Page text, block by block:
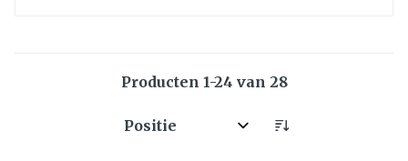
Producten 1-24 van 28
Sorteer op: